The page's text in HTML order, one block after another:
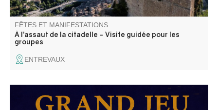
FÊTES ET MANIFESTATIONS
À l’assaut de la citadelle - Visite guidée pour les
groupes
ENTREVAUX
Annot : le patrimoine en questions. Découvrez Annot